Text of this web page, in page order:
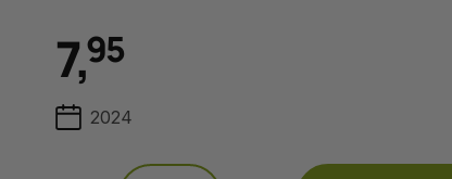
7,95
2024